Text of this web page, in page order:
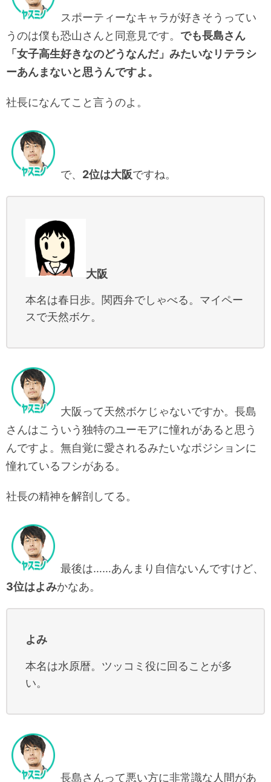
スポーティーなキャラが好きそうってい
うのは僕も恐山さんと同意見です。 でも長島さん
「女子高生好きなのどうなんだ」みたいなリテラシ
ーあんまないと思うんですよ。
社長になんてこと言うのよ。
で、 2位は大阪ですね。
大阪
本名は春日歩。関西弁でしゃべる。マイペー
スで天然ボケ。
大阪って天然ボケじゃないですか。長島
さんはこういう独特のユーモアに憧れがあると思う
んですよ。無自覚に愛されるみたいなポジションに
憧れているフシがある。
社長の精神を解剖してる。
最後は……あんまり自信ないんですけど、
3位はよみかなあ。
よみ
本名は水原暦。ツッコミ役に回ることが多
い。
長島さんって悪い方に非常識な人間があ